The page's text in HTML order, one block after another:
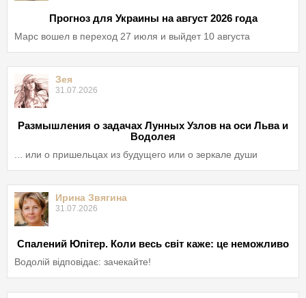
Прогноз для Украины на август 2026 года
Марс вошел в переход 27 июля и выйдет 10 августа
Зея
31.07.2026
Размышления о задачах Лунных Узлов на оси Льва и
Водолея
... или о пришельцах из будущего или о зеркале души
Ирина Звягина
31.07.2026
Спалений Юпітер. Коли весь світ каже: це неможливо
Водолій відповідає: зачекайте!